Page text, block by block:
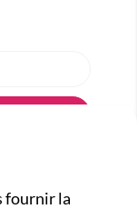
fournir la